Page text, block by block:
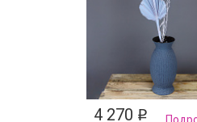
4 270 q